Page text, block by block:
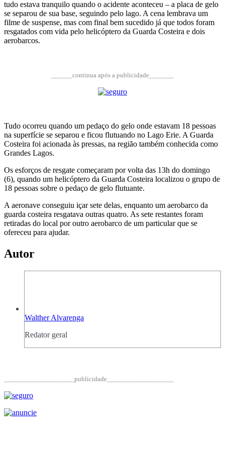
tudo estava tranquilo quando o acidente aconteceu – a placa de gelo
se separou de sua base, seguindo pelo lago. A cena lembrava um
filme de suspense, mas com final bem sucedido já que todos foram
resgatados com vida pelo helicóptero da Guarda Costeira e dois
aerobarcos.
______continua após a publicidade_______
Tudo ocorreu quando um pedaço do gelo onde estavam 18 pessoas
na superfície se separou e ficou flutuando no Lago Erie. A Guarda
Costeira foi acionada às pressas, na região também conhecida como
Grandes Lagos.
Os esforços de resgate começaram por volta das 13h do domingo
(6), quando um helicóptero da Guarda Costeira localizou o grupo de
18 pessoas sobre o pedaço de gelo flutuante.
A aeronave conseguiu içar sete delas, enquanto um aerobarco da
guarda costeira resgatava outras quatro. As sete restantes foram
retiradas do local por outro aerobarco de um particular que se
ofereceu para ajudar.
Autor
Walther Alvarenga
Redator geral
____________________publicidade___________________